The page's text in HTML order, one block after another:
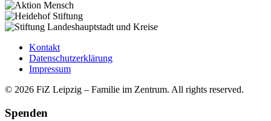
Kontakt
Datenschutzerklärung
Impressum
© 2026 FiZ Leipzig – Familie im Zentrum. All rights reserved.
Spenden